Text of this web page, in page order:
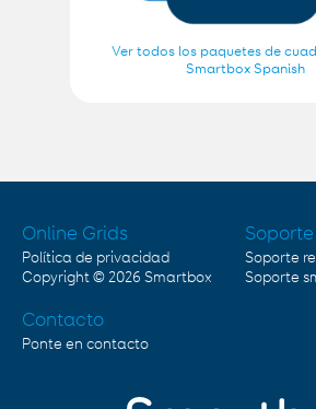
Ver todos los paquetes de
Smartbox Spanish
Online Grids
Política de privacidad
Copyright © 2026 Smartbox
Soporte
Soporte
Soporte
Contacto
Ponte en contacto